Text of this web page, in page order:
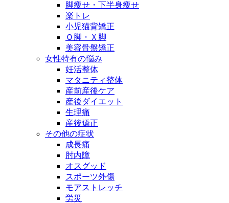
脚痩せ・下半身痩せ
楽トレ
小児猫背矯正
Ｏ脚・Ｘ脚
美容骨盤矯正
女性特有の悩み
妊活整体
マタニティ整体
産前産後ケア
産後ダイエット
生理痛
産後矯正
その他の症状
成長痛
肘内障
オスグッド
スポーツ外傷
モアストレッチ
労災